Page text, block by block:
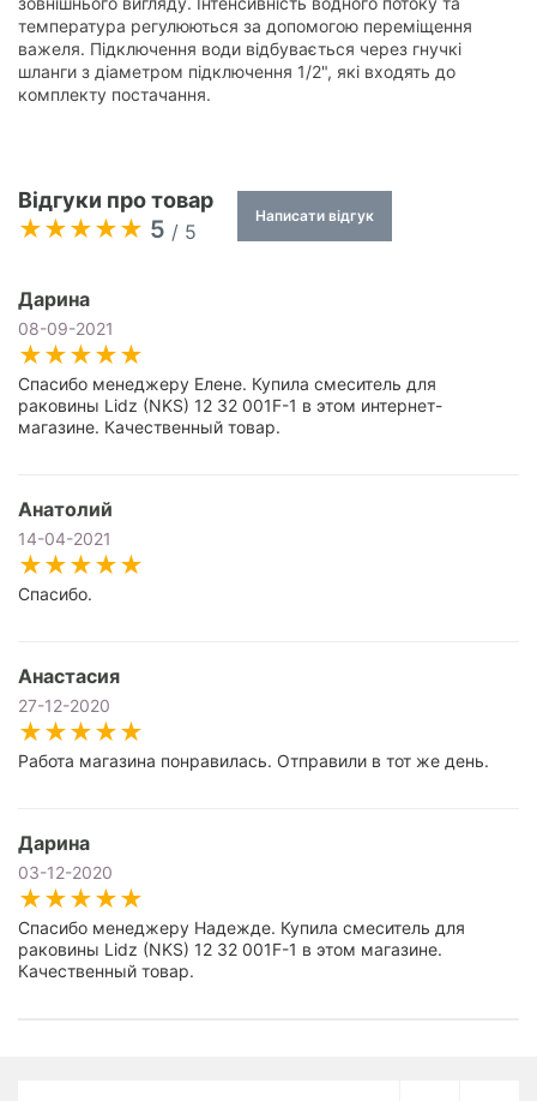
температура регулюються за допомогою переміщення
важеля. Підключення води відбувається через гнучкі
шланги з діаметром підключення 1/2", які входять до
комплекту постачання.
Відгуки про товар
5 / 5
Написати відгук
Дарина
08-09-2021
Спасибо менеджеру Елене. Купила смеситель для
раковины Lidz (NKS) 12 32 001F-1 в этом интернет-
магазине. Качественный товар.
Анатолий
14-04-2021
Спасибо.
Анастасия
27-12-2020
Работа магазина понравилась. Отправили в тот же день.
Дарина
03-12-2020
Спасибо менеджеру Надежде. Купила смеситель для
раковины Lidz (NKS) 12 32 001F-1 в этом магазине.
Качественный товар.